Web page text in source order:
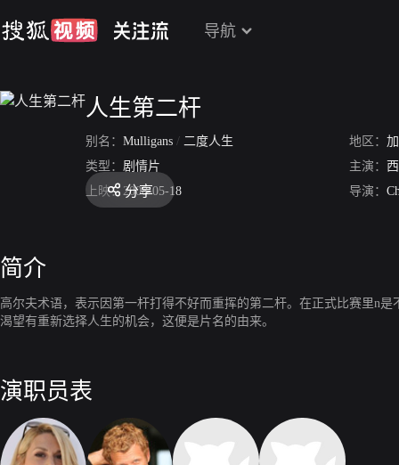
导航
人生第二杆
别名： Mulligans / 二度人生 地区：
类型： 剧情片 主演：
上映： 2008-05-18 导演：
分享
简介
高尔夫术语，表示因第一杆打得不好而重挥的第二杆。在正式比赛里n
渴望有重新选择人生的机会，这便是片名的由来。
演职员表